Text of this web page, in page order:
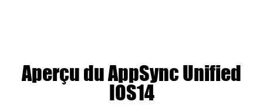
Aperçu du AppSync Unified
IOS14